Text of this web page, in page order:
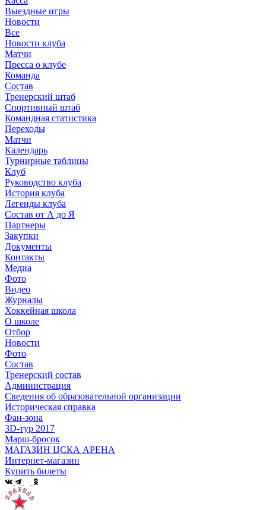
Выездные игры
Новости
Все
Новости клуба
Матчи
Пресса о клубе
Команда
Состав
Тренерский штаб
Спортивный штаб
Командная статистика
Переходы
Матчи
Календарь
Турнирные таблицы
Клуб
Руководство клуба
История клуба
Легенды клуба
Состав от А до Я
Партнеры
Закупки
Документы
Контакты
Медиа
Фото
Видео
Журналы
Хоккейная школа
О школе
Отбор
Новости
Фото
Состав
Тренерский состав
Администрация
Сведения об образовательной организации
Историческая справка
Фан-зона
3D-тур 2017
Марш-бросок
МАГАЗИН ЦСКА АРЕНА
Интернет-магазин
Купить билеты